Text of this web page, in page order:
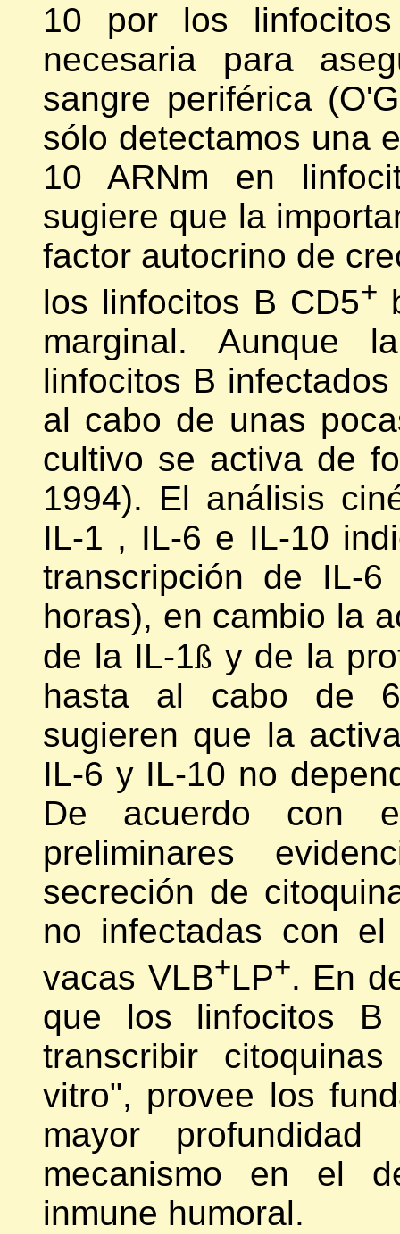
10 por los
necesaria para
sangre periférica
sólo detectamos una
10 ARNm en
sugiere que la
factor autocrino de
los linfocitos B CD5+
marginal. Aunque
linfocitos B
al cabo de unas
cultivo se activa de
1994). El análisis
IL-1 , IL-6 e IL-10
transcripción de IL-
horas), en cambio la
de la IL-1ß y de la
hasta al cabo de
sugieren que la
IL-6 y IL-10 no
De acuerdo con
preliminares
secreción de
no infectadas con
vacas VLB+LP+. En
que los linfocitos B
transcribir
vitro", provee los
mayor
mecanismo en el
inmune humoral.